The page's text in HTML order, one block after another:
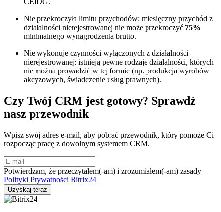
CEIDG.
Nie przekroczyła limitu przychodów: miesięczny przychód z
działalności nierejestrowanej nie może przekroczyć 75%
minimalnego wynagrodzenia brutto.
Nie wykonuje czynności wyłączonych z działalności
nierejestrowanej: istnieją pewne rodzaje działalności, których
nie można prowadzić w tej formie (np. produkcja wyrobów
akcyzowych, świadczenie usług prawnych).
Czy Twój CRM jest gotowy? Sprawdź
nasz przewodnik
Wpisz swój adres e-mail, aby pobrać przewodnik, który pomoże Ci
rozpocząć pracę z dowolnym systemem CRM.
Potwierdzam, że przeczytałem(-am) i zrozumiałem(-am) zasady
Polityki Prywatności Bitrix24